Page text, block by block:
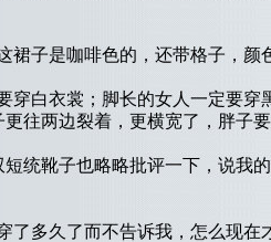
子是咖啡色的，还带格子，颜
衣裳；脚长的女人一定要穿
往两边裂着，更横宽了，胖
靴子也略略批评一下，说我
多久了而不告诉我，怎么现在